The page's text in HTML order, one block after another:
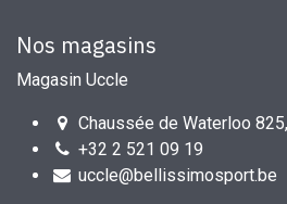
Nos magasins
Magasin Uccle
Chaussée de Waterloo
+32 2 521 09 19
uccle@bellissimosport.be